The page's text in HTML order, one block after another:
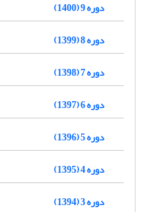
دوره 9 (1400)
دوره 8 (1399)
دوره 7 (1398)
دوره 6 (1397)
دوره 5 (1396)
دوره 4 (1395)
دوره 3 (1394)